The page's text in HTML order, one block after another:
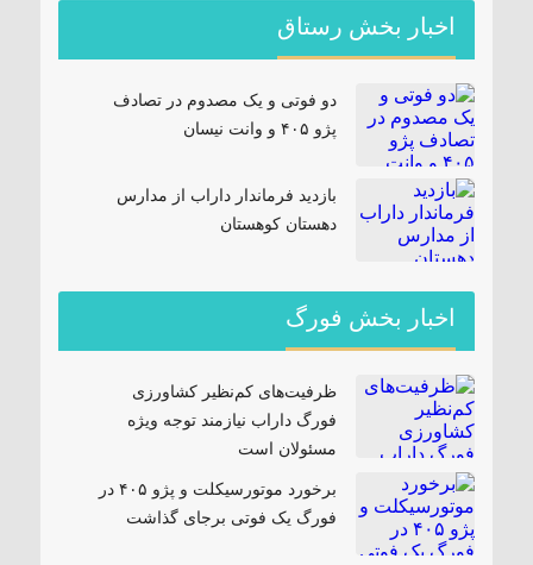
اخبار بخش رستاق
دو فوتی و یک مصدوم در تصادف
پژو ۴۰۵ و وانت نیسان
بازدید فرماندار داراب از مدارس
دهستان کوهستان
اخبار بخش فورگ
ظرفیت‌های کم‌نظیر کشاورزی
فورگ داراب نیازمند توجه ویژه
مسئولان است
برخورد موتورسیکلت و پژو ۴۰۵ در
فورگ یک فوتی برجای گذاشت